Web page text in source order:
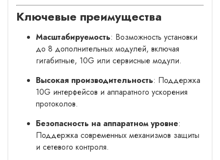
Ключевые преимущества
Масштабируемость: Возможность установки
до 8 дополнительных модулей, включая
гигабитные, 10G или сервисные модули.
Высокая производительность: Поддержка
10G интерфейсов и аппаратного ускорения
протоколов.
Безопасность на аппаратном уровне:
Поддержка современных механизмов защиты
и сетевого контроля.